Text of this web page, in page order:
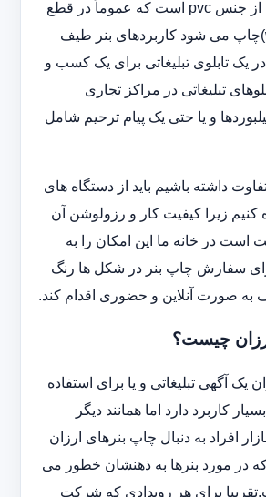
قرار گیرد.بنر متریالی از جنس pvc است که عموماً در قطع
عریض (width format)چاپ می شود کاربردهای بنر طیف
یک تابلوی تبلیغاتی برای یک کسب و
تبلیغاتی در مراکز تجاری
و یا حتی یک پیام ترحیم شامل
داشته باشیم باید از دستگاه های
کنیم زیرا کیفیت کار و رزولوشن آن
است در خانه ما این امکان را به
سفارش چاپ بنر در شکل ها رنگ
صورت آنلاین و حضوری اقدام کند.
چیست؟
یک آگهی تبلیغاتی و یا برای استفاده
کاربرد دارد اما همانند دیگر
افراد به دنبال چاپ بنرهای ارزان
در مورد بنرها به ذهنشان خطور می
برای هر رویدادی که شرکت